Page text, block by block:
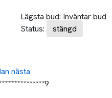
Lägsta bud: Inväntar bud
Status:
stängd
nästa